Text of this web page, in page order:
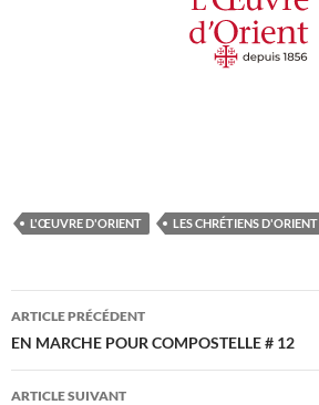
L'ŒUVRE D'ORIENT LES CHRÉTIENS D'ORIENT
Navigation
des
articles
ARTICLE PRÉCÉDENT
EN MARCHE POUR COMPOSTELLE # 12
ARTICLE SUIVANT